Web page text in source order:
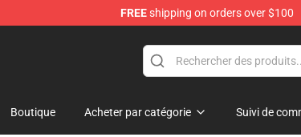
FREEshipping on orders over $100
Boutique Acheter par catégorie Suivi de